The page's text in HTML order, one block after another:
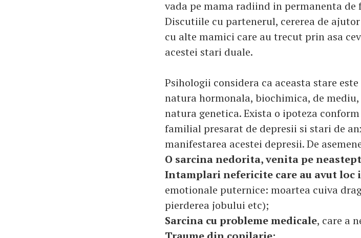
vada pe mama radiind in permanenta
Discutiile cu partenerul, cererea de
cu alte mamici care au trecut prin asa
acestei stari duale.
Psihologii considera ca aceasta stare
natura hormonala, biochimica, de
natura genetica. Exista o ipoteza
familial presarat de depresii si stari de
manifestarea acestei depresii. De
O sarcina nedorita, venita pe
Intamplari nefericite care au avut
emotionale puternice: moartea cuiva
pierderea jobului etc);
Sarcina cu probleme medicale, care a